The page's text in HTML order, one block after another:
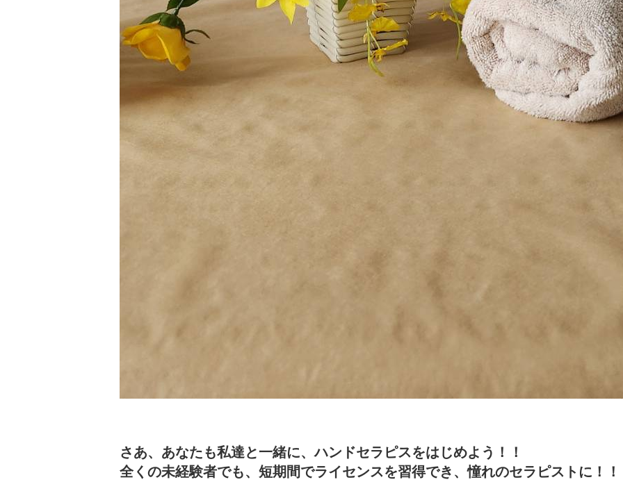
さあ、あなたも私達と一緒に、ハンドセラピスをはじめよう！！
全くの未経験者でも、短期間でライセンスを習得でき、憧れのセラピストに！！